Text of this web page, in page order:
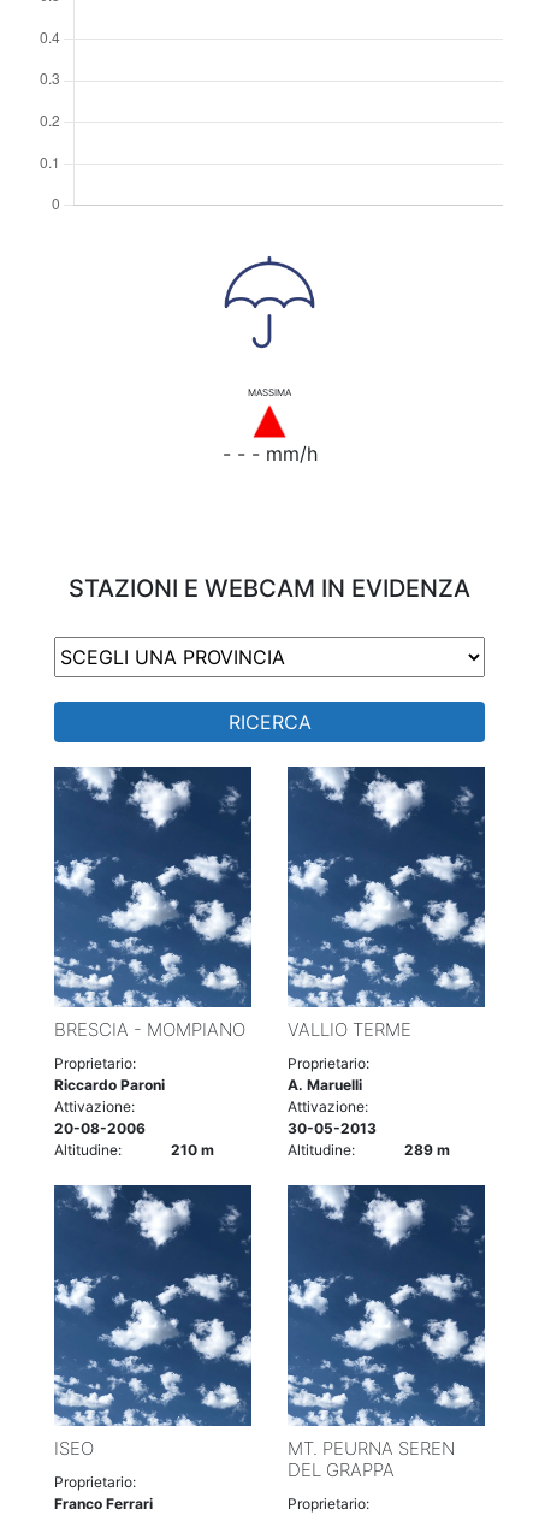
MASSIMA
- - - mm/h
STAZIONI E WEBCAM IN EVIDENZA
RICERCA
BRESCIA - MOMPIANO
Proprietario:
Riccardo Paroni
Attivazione:
20-08-2006
Altitudine:
210 m
VALLIO TERME
Proprietario:
A. Maruelli
Attivazione:
30-05-2013
Altitudine:
289 m
ISEO
Proprietario:
Franco Ferrari
MT. PEURNA SEREN
DEL GRAPPA
Proprietario: